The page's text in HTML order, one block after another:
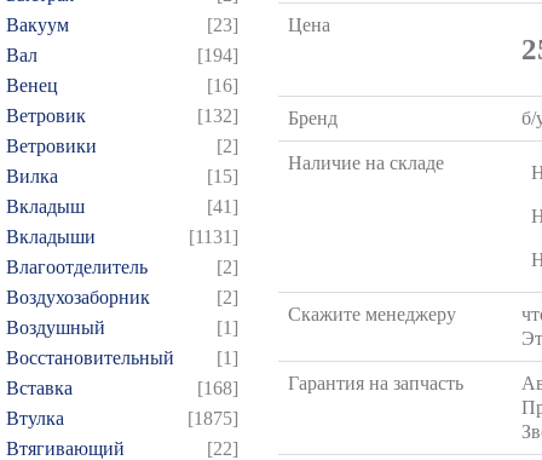
Вакуум
[23]
Вал
[194]
Венец
[16]
Ветровик
[132]
Ветровики
[2]
Вилка
[15]
Вкладыш
[41]
Вкладыши
[1131]
Влагоотделитель
[2]
Воздухозаборник
[2]
Воздушный
[1]
Восстановительный
[1]
Вставка
[168]
Втулка
[1875]
Втягивающий
[22]
Цена
Бренд б/
Наличие на складе
Скажите менеджеру
Гарантия на запчасть